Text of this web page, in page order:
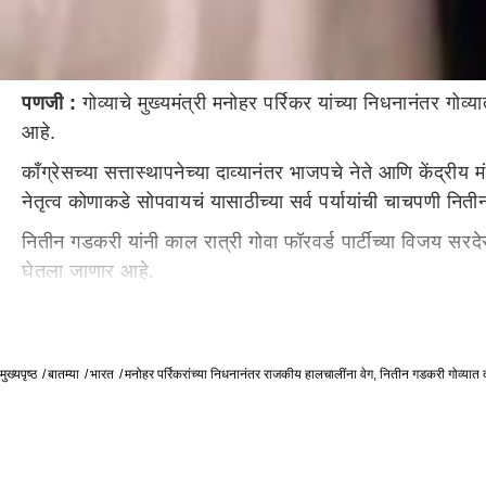
पणजी : गोव्याचे मुख्यमंत्री मनोहर पर्रिकर यांच्या निधनानंतर
आहे.
काँग्रेसच्या सत्तास्थापनेच्या दाव्यानंतर भाजपचे नेते आणि केंद्रीय
नेतृत्व कोणाकडे सोपवायचं यासाठीच्या सर्व पर्यायांची चाचपणी
नितीन गडकरी यांनी काल रात्री गोवा फॉरवर्ड पार्टीच्या
घेतला जाणार आहे.
गोवा विधानसभा अध्यक्ष प्रमोद सावंत यांच नाव
गोवा फॉरवर्ड पार्टीचे नेते विजय सरदेसाई यांनीही आमच्यासाठी
मुख्यपृष्ठ बातम्या भारत मनोहर पर्रिकरांच्या निधनानंतर राजकीय हालचालींना वेग, नितीन गडकरी